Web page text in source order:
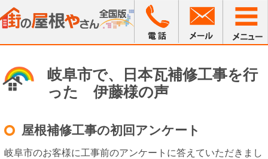
岐阜市で、日本瓦補修工事を行
った 伊藤様の声
屋根補修工事の初回アンケート
岐阜市のお客様に工事前のアンケートに答えていただきまし